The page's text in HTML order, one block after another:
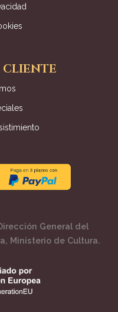
General del
Ministerio de Cultura.